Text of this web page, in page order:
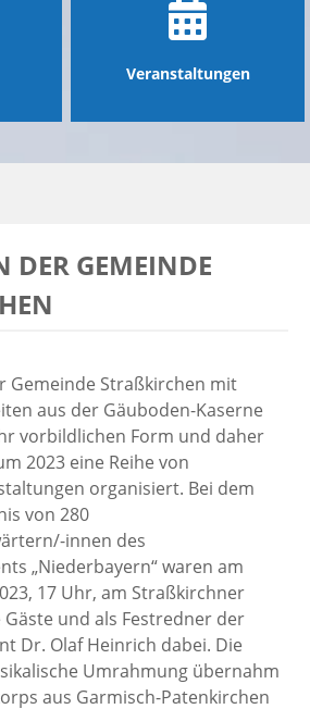
Veranstaltungen
DER GEMEINDE
Gemeinde Straßkirchen mit
aus der Gäuboden-Kaserne
vorbildlichen Form und daher
2023 eine Reihe von
organisiert. Bei dem
von 280
innen des
„Niederbayern“ waren am
17 Uhr, am Straßkirchner
und als Festredner der
Dr. Olaf Heinrich dabei. Die
Umrahmung übernahm
aus Garmisch-Patenkirchen